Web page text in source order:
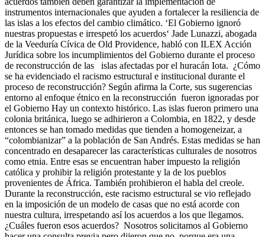
instrumentos internacionales que ayuden a fortalecer la resiliencia de
las islas a los efectos del cambio climático. ‘El Gobierno ignoró
nuestras propuestas e irrespetó los acuerdos‘ Jade Lunazzi, abogada
de la Veeduría Cívica de Old Providence, habló con ILEX Acción
Jurídica sobre los incumplimientos del Gobierno durante el proceso
de reconstrucción de las islas afectadas por el huracán Iota. ¿Cómo
se ha evidenciado el racismo estructural e institucional durante el
proceso de reconstrucción? Según afirma la Corte, sus sugerencias
entorno al enfoque étnico en la reconstrucción fueron ignoradas por
el Gobierno Hay un contexto histórico. Las islas fueron primero una
colonia británica, luego se adhirieron a Colombia, en 1822, y desde
entonces se han tomado medidas que tienden a homogeneizar, a
“colombianizar” a la población de San Andrés. Estas medidas se han
concentrado en desaparecer las características culturales de nosotros
como etnia. Entre esas se encuentran haber impuesto la religión
católica y prohibir la religión protestante y la de los pueblos
provenientes de África. También prohibieron el habla del creole.
Durante la reconstrucción, este racismo estructural se vio reflejado
en la imposición de un modelo de casas que no está acorde con
nuestra cultura, irrespetando así los acuerdos a los que llegamos.
¿Cuáles fueron esos acuerdos? Nosotros solicitamos al Gobierno